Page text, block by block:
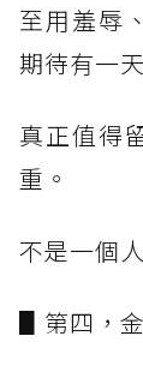
至用羞辱
期待有一
真正值得
重。
不是一個
▋第四，